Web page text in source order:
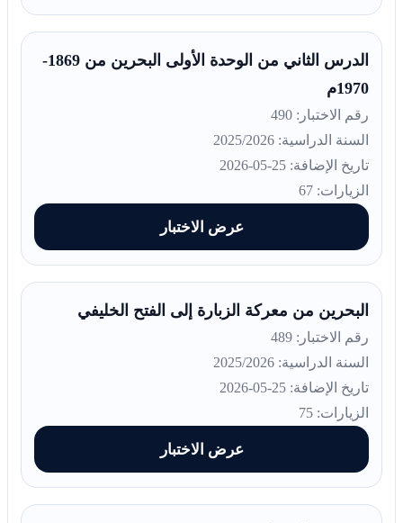
الدرس الثاني من الوحدة الأولى البحرين من 1869-
1970م
رقم الاختبار: 490
السنة الدراسية: 2025/2026
تاريخ الإضافة: 25-05-2026
الزيارات: 67
عرض الاختبار
البحرين من معركة الزبارة إلى الفتح الخليفي
رقم الاختبار: 489
السنة الدراسية: 2025/2026
تاريخ الإضافة: 25-05-2026
الزيارات: 75
عرض الاختبار